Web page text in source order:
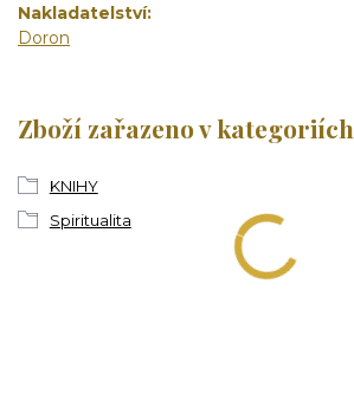
Nakladatelství
Doron
Zboží zařazeno v kategoriích
KNIHY
Spiritualita